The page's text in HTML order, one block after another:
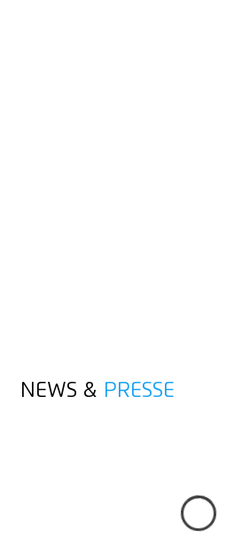
NEWS & PRESSE